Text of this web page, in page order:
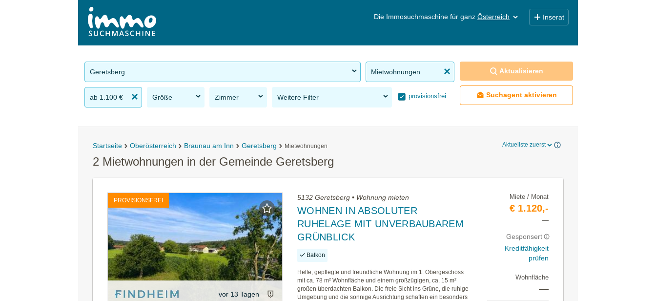
Die Immosuchmaschine für ganz Österreich Inserat
Geretsberg Mietwohnungen
ab 1.100 € Größe Zimmer Weitere Filter provisionsfrei
Aktualisieren
Suchagent aktivieren
Startseite Oberösterreich Braunau am Inn Geretsberg Mietwohnungen Aktuellste zuerst
2 Mietwohnungen in der Gemeinde Geretsberg
PROVISIONSFREI
vor 13 Tagen
5132 Geretsberg • Wohnung mieten
WOHNEN IN ABSOLUTER
RUHELAGE MIT UNVERBAUBAREM
GRÜNBLICK
Balkon
Helle, gepflegte und freundliche Wohnung im 1. Obergeschoss
mit ca. 78 m² Wohnfläche und einem großzügigen, ca. 15 m²
großen überdachten Balkon. Die freie Sicht ins Grüne, die ruhige
Umgebung und die sonnige Ausrichtung schaffen ein besonders
Miete / Monat
€ 1.120,-
—
Gesponsert
Kreditfähigkeit
prüfen
Wohnfläche
—